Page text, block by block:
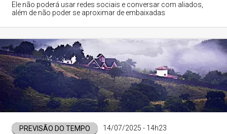
Ele não poderá usar redes sociais e conversar com aliados,
além de não poder se aproximar de embaixadas
PREVISÃO DO TEMPO 14/07/2025 - 14h23